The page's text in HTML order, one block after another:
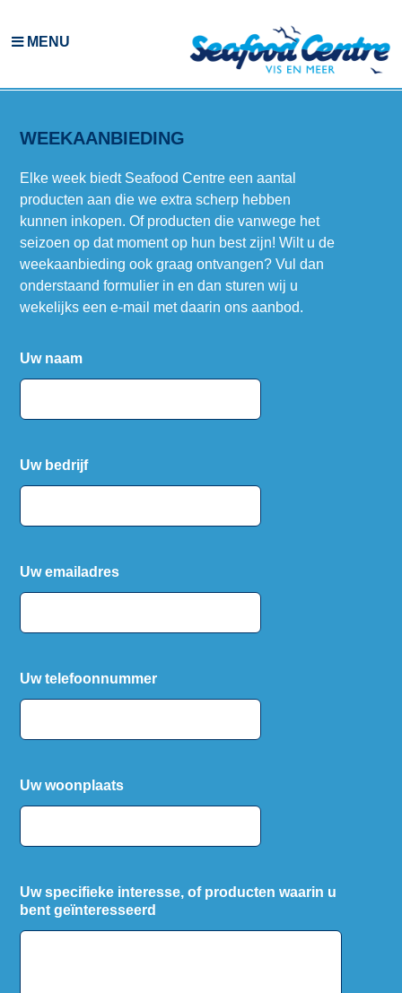
MENU
WEEKAANBIEDING
Elke week biedt Seafood Centre een aantal
producten aan die we extra scherp hebben
kunnen inkopen. Of producten die vanwege het
seizoen op dat moment op hun best zijn! Wilt u de
weekaanbieding ook graag ontvangen? Vul dan
onderstaand formulier in en dan sturen wij u
wekelijks een e-mail met daarin ons aanbod.
Uw naam
Uw bedrijf
Uw emailadres
Uw telefoonnummer
Uw woonplaats
Uw specifieke interesse, of producten waarin u
bent geïnteresseerd